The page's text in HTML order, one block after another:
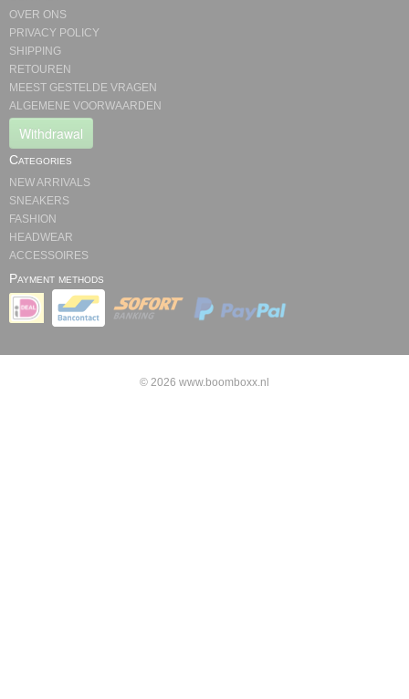
OVER ONS
PRIVACY POLICY
SHIPPING
RETOUREN
MEEST GESTELDE VRAGEN
ALGEMENE VOORWAARDEN
Withdrawal
Categories
NEW ARRIVALS
SNEAKERS
FASHION
HEADWEAR
ACCESSOIRES
Payment methods
© 2026 www.boomboxx.nl